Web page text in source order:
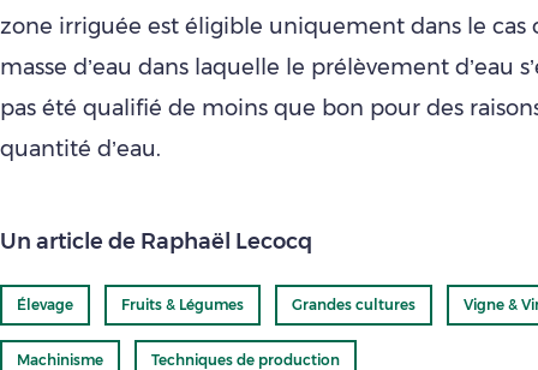
zone irriguée est éligible uniquement dans le cas
masse d’eau dans laquelle le prélèvement d’eau
pas été qualifié de moins que bon pour des
quantité d’eau.
Un article de Raphaël Lecocq
Élevage Fruits & Légumes Grandes cultures Vigne &
Machinisme Techniques de production